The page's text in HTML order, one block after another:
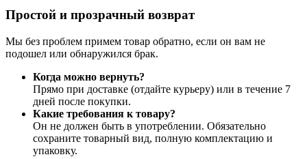
Простой и прозрачный возврат
Мы без проблем примем товар обратно, если он вам не
подошел или обнаружился брак.
Когда можно вернуть?
Прямо при доставке (отдайте курьеру) или в течение 7
дней после покупки.
Какие требования к товару?
Он не должен быть в употреблении. Обязательно
сохраните товарный вид, полную комплектацию и
упаковку.